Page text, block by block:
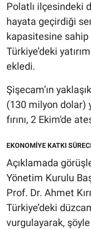
Polatlı ilçesindeki
hayata geçirdiği
kapasitesine sahip
Türkiye’deki
ekledi.
Şişecam’ın
(130 milyon dolar)
fırını, 2 Ekim'de
EKONOMİYE KATKI
Açıklamada
Yönetim Kurulu
Prof. Dr. Ahmet
Türkiye’deki
vurgulayarak,